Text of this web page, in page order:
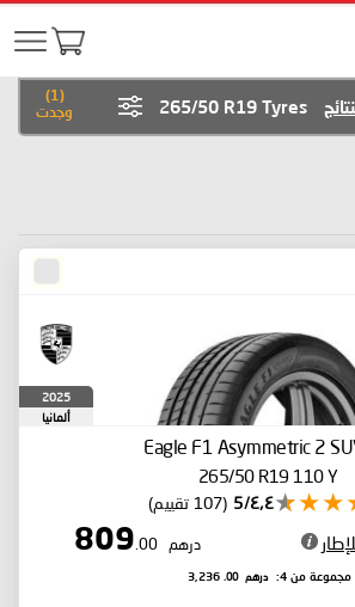
(
1
)
وجدت
265/50 R19 Tyres
2025
ألمانيا
Eagle F1 Asymmetric 2
265/50 R19 110 Y
٤٫٤/5 (107 تقييم)
درهم 809
.00
مجموعة من 4: درهم 3,236
.00